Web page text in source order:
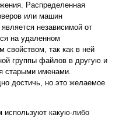
Распределенная
или машин
независимой от
на удаленном
свойством, так как в ней
группы файлов в другую и
старыми именами.
достичь, но это желаемое
используют какую-либо